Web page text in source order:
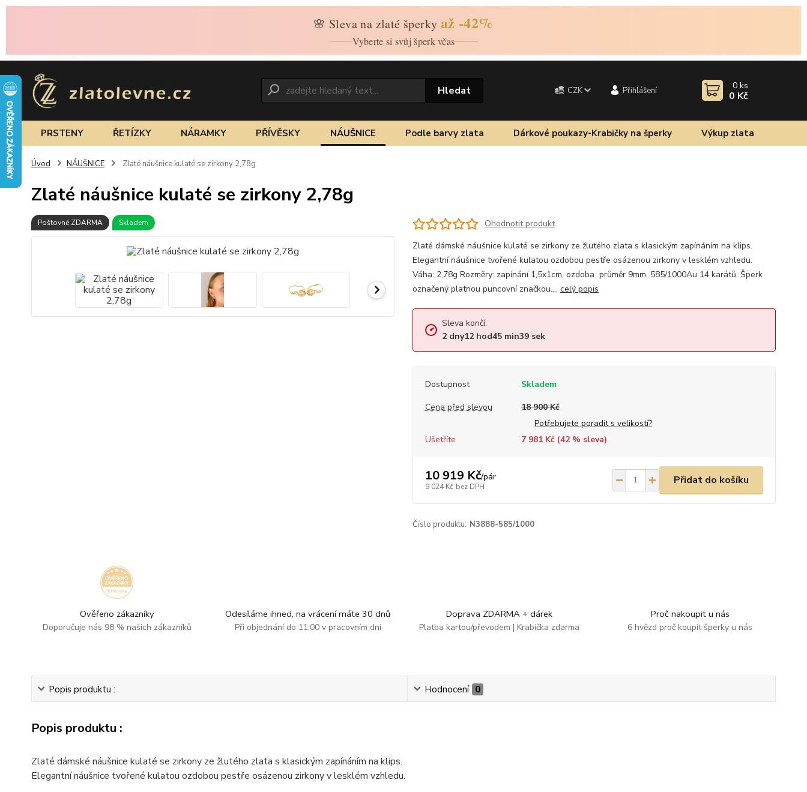
🌸 Sleva na zlaté šperky až -42%
Vyberte si svůj šperk včas
CZK Přihlášení
Hledat 0 ks
0 Kč
PRSTENY ŘETÍZKY NÁRAMKY PŘÍVĚSKY NÁUŠNICE Podle barvy zlata Dárkové poukazy-Krabičky na šperky Výkup zlata
Úvod NÁUŠNICE Zlaté náušnice kulaté se zirkony 2,78g
Zlaté náušnice kulaté se zirkony 2,78g
Poštovné ZDARMA Skladem
Ohodnotit produkt
Zlaté dámské náušnice kulaté se zirkony ze žlutého zlata s klasickým zapínáním na klips.
Elegantní náušnice tvořené kulatou ozdobou pestře osázenou zirkony v lesklém vzhledu.
Váha: 2,78g Rozměry: zapínání 1,5x1cm, ozdoba průměr 9mm. 585/1000Au 14 karátů. Šperk
označený platnou puncovní značkou.... celý popis
Sleva končí:
2 dny12hod45min39sek
Dostupnost
Skladem
Cena před slevou
18 900 Kč
Potřebujete poradit s velikostí?
Ušetříte
7 981 Kč (42% sleva)
10 919 Kč/pár
9 024 Kč bez DPH
Přidat do košíku
Číslo produktu: N3888-585/1000
Ověřeno zákazníky
Doporučuje nás 98 % našich zákazníků
Odesíláme ihned, na vrácení máte 30 dnů
Při objednání do 11:00 v pracovním dni
Doprava ZDARMA + dárek
Platba kartou/převodem | Krabička zdarma
Proč nakoupit u nás
6 hvězd proč koupit šperky u nás
Popis produktu : Hodnocení 0
Popis produktu :
Zlaté dámské náušnice kulaté se zirkony ze žlutého zlata s klasickým zapínáním na klips.
Elegantní náušnice tvořené kulatou ozdobou pestře osázenou zirkony v lesklém vzhledu.